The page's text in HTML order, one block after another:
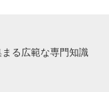
る広範な専門知識